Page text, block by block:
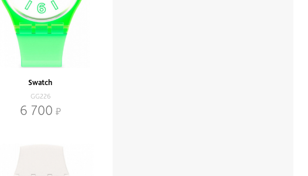
Swatch
GG226
6 700